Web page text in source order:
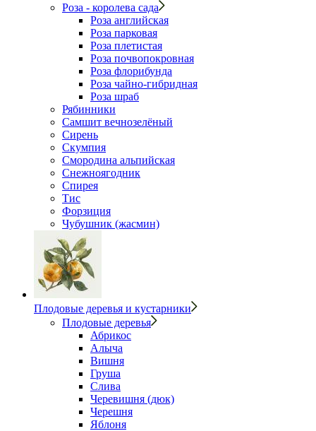
Роза - королева сада
Роза английская
Роза парковая
Роза плетистая
Роза почвопокровная
Роза флорибунда
Роза чайно-гибридная
Роза шраб
Рябинники
Самшит вечнозелёный
Сирень
Скумпия
Смородина альпийская
Снежноягодник
Спирея
Тис
Форзиция
Чубушник (жасмин)
Плодовые деревья и кустарники
Плодовые деревья
Абрикос
Алыча
Вишня
Груша
Слива
Черевишня (дюк)
Черешня
Яблоня